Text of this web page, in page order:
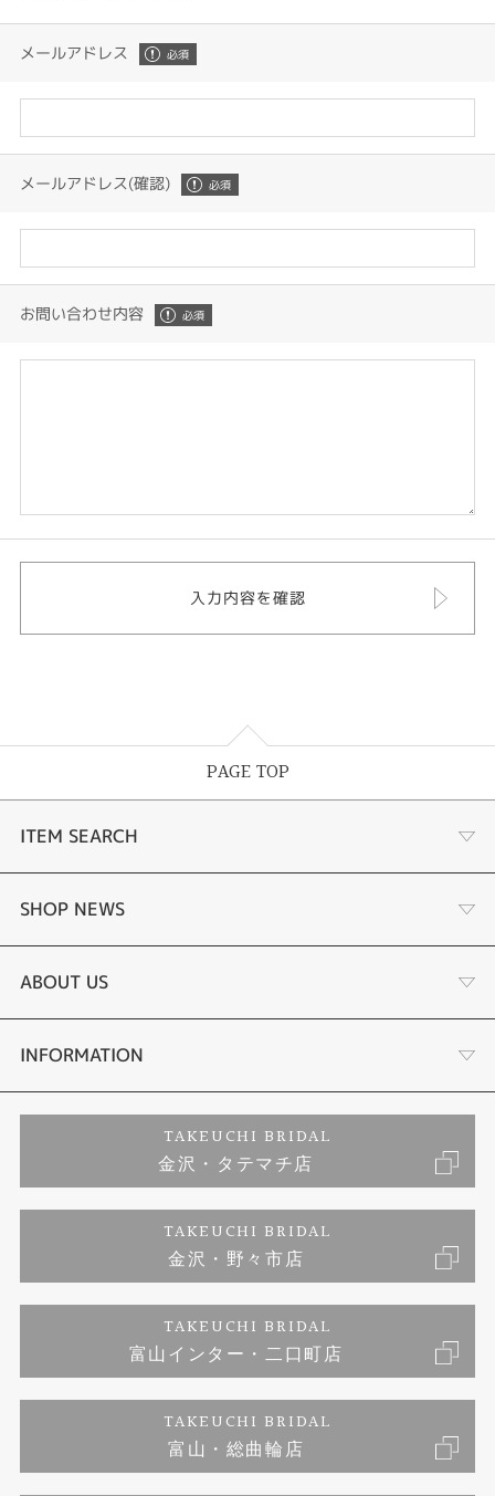
メールアドレス
メールアドレス(確認)
お問い合わせ内容
PAGE TOP
ITEM SEARCH
婚約指輪
結婚指輪
セットリング
婚約ネックレス
ダイヤモンド
ジュエリーリフォーム
SHOP NEWS
選ばれる理由まとめ
お客様の声
プロポーズサポート
ブランドリスト
福井指輪工房｜手作りペアリング
福井指輪工房｜手作り結婚指輪 and 婚約指輪
福井工房｜手作り婚約指輪プロポーズプラン
ABOUT US
会社概要
お客様の声
INFORMATION
プライバシーポリシー
TAKEUCHI BRIDAL
金沢・タテマチ店
TAKEUCHI BRIDAL
金沢・野々市店
TAKEUCHI BRIDAL
富山インター・二口町店
TAKEUCHI BRIDAL
富山・総曲輪店